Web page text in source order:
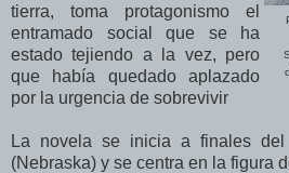
tierra, toma protagonismo el
entramado social que se ha
estado tejiendo a la vez, pero
que había quedado aplazado
por la urgencia de sobrevivir
La novela se inicia a finales
(Nebraska) y se centra en la figura